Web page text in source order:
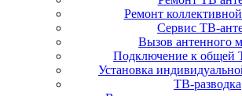
Ремонт
Сервис ТВ-
Вызов антенного
Подключение к общей
Установка
ТВ-разводка